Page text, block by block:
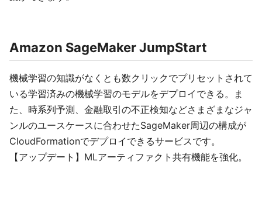
Amazon SageMaker JumpStart
機械学習の知識がなくとも数クリックでプリセットされて
いる学習済みの機械学習のモデルをデプロイできる。ま
た、時系列予測、金融取引の不正検知などさまざまなジャ
ンルのユースケースに合わせたSageMaker周辺の構成が
CloudFormationでデプロイできるサービスです。
【アップデート】MLアーティファクト共有機能を強化。